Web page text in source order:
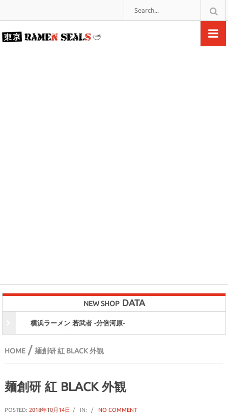
NEW SHOP DATA
横浜ラーメン 若武者 -分倍河原-
HOME/ 麺創研 紅 BLACK 外観
麺創研 紅 BLACK 外観
POSTED: 2018年10月14日 IN: NO COMMENT